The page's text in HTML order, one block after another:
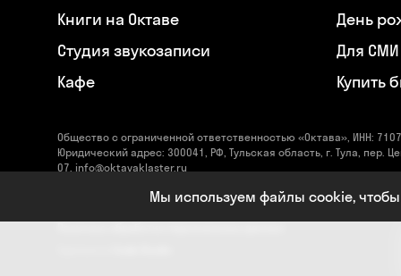
Книги на Октаве
Студия звукозаписи
Кафе
День
Для СМИ
Купить
Общество с ограниченной ответственностью «Октава», ИНН:
Юридический адрес: 300041, РФ, Тульская область, г. Тула, пер.
07, info@oktavaklaster.ru
ЧУК «Музей станка», ИНН: 7107124241, ОГРН: 1177154030162,
область, г. Тула, пер. Центральный, д. 18, +7 (991) 414-00-98,
Мы используем файлы cookie,